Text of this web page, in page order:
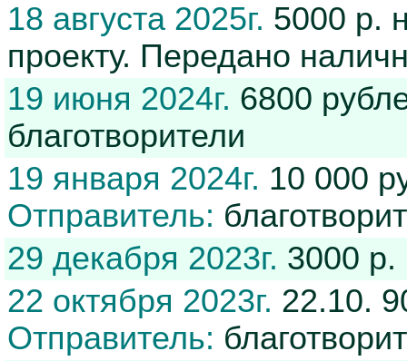
18 августа 2025г. 5000 р.
проекту. Передано
19 июня 2024г. 6800
благотворители
19 января 2024г. 10 000
Отправитель:
29 декабря 2023г. 3000
22 октября 2023г. 22.10.
Отправитель: